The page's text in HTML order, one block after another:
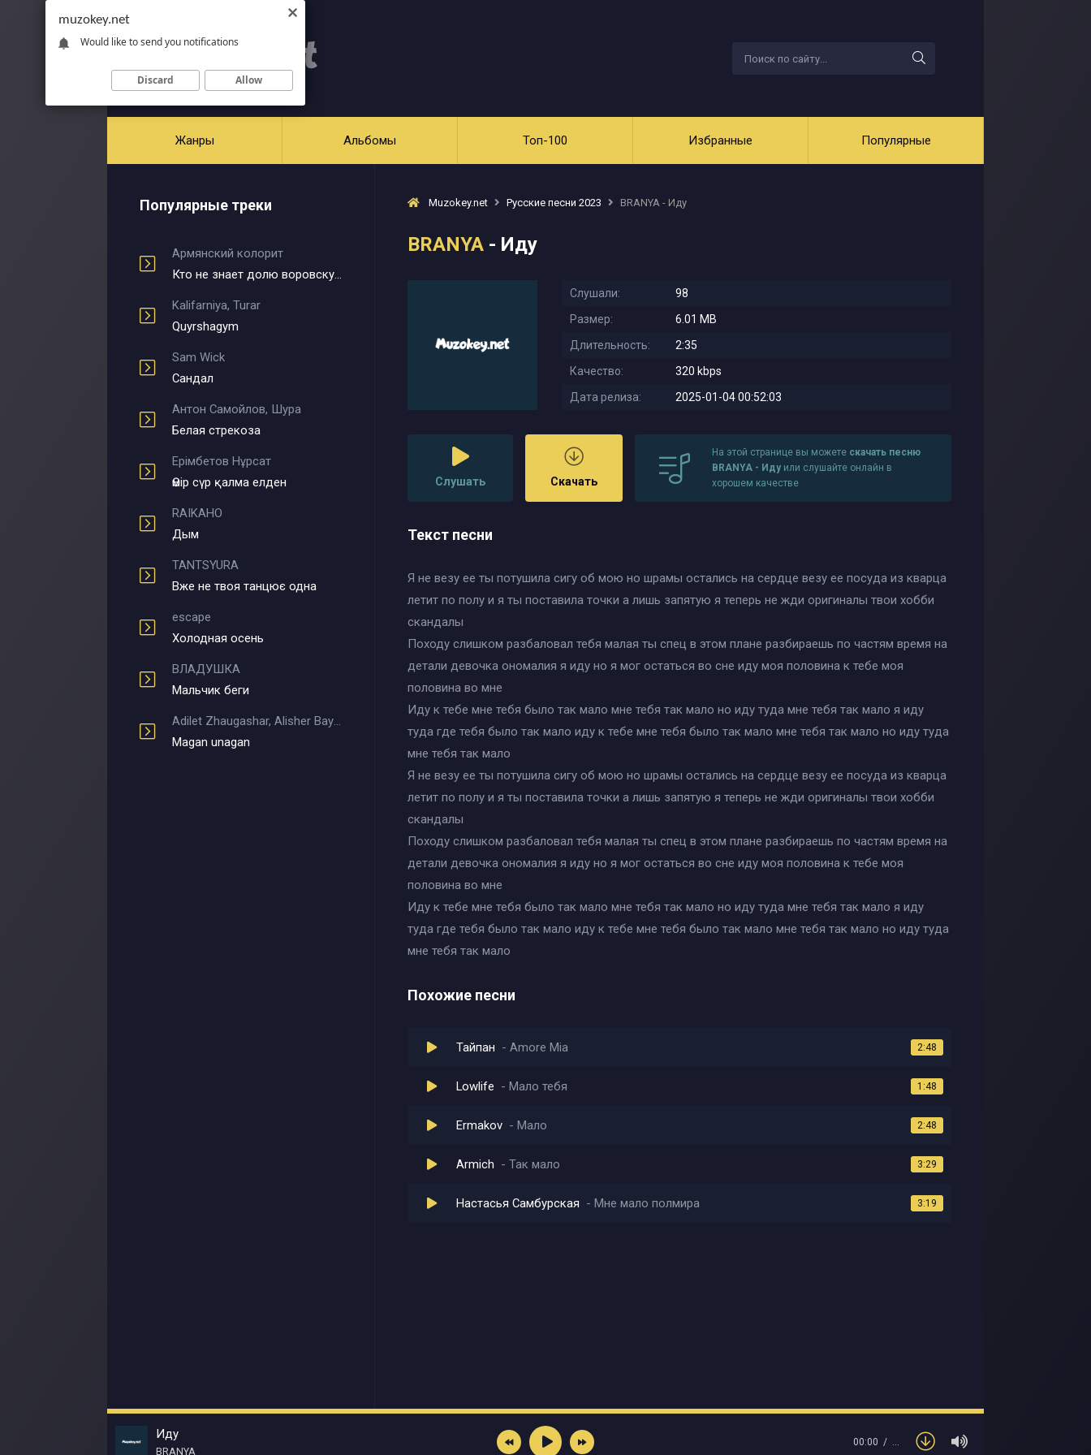
Жанры Альбомы Топ-100 Избранные Популярные
Популярные треки
Армянский колорит
Кто не знает долю воровскую
Kalifarniya, Turar
Quyrshagym
Sam Wick
Сандал
Антон Самойлов, Шура
Белая стрекоза
Ерімбетов Нұрсат
Өмір сүр қалма елден
RAIKAHO
Дым
TANTSYURA
Вже не твоя танцює одна
escape
Холодная осень
ВЛАДУШКА
Мальчик беги
Adilet Zhaugashar, Alisher Bayniyazov
Magan unagan
Muzokey.net Русские песни 2023 BRANYA - Иду
BRANYA - Иду
Слушали:
98
Размер:
6.01 MB
Длительность:
2:35
Качество:
320 kbps
Дата релиза:
2025-01-04 00:52:03
Слушать Скачать
На этой странице вы можете скачать песню
BRANYA - Иду или слушайте онлайн в
хорошем качестве
Текст песни
Я не везу ее ты потушила сигу об мою но шрамы остались на сердце везу ее посуда из кварца
летит по полу и я ты поставила точки а лишь запятую я теперь не жди оригиналы твои хобби
скандалы
Походу слишком разбаловал тебя малая ты спец в этом плане разбираешь по частям время на
детали девочка ономалия я иду но я мог остаться во сне иду моя половина к тебе моя
половина во мне
Иду к тебе мне тебя было так мало мне тебя так мало но иду туда мне тебя так мало я иду
туда где тебя было так мало иду к тебе мне тебя было так мало мне тебя так мало но иду туда
мне тебя так мало
Я не везу ее ты потушила сигу об мою но шрамы остались на сердце везу ее посуда из кварца
летит по полу и я ты поставила точки а лишь запятую я теперь не жди оригиналы твои хобби
скандалы
Походу слишком разбаловал тебя малая ты спец в этом плане разбираешь по частям время на
детали девочка ономалия я иду но я мог остаться во сне иду моя половина к тебе моя
половина во мне
Иду к тебе мне тебя было так мало мне тебя так мало но иду туда мне тебя так мало я иду
туда где тебя было так мало иду к тебе мне тебя было так мало мне тебя так мало но иду туда
мне тебя так мало
Похожие песни
Тайпан Amore Mia 2:48
Lowlife Мало тебя 1:48
Ermakov Мало 2:48
Armich Так мало 3:29
Настасья Самбурская Мне мало полмира 3:19
Иду
BRANYA
00:00 …
muzokey.net
Would like to send you notifications
Discard Allow